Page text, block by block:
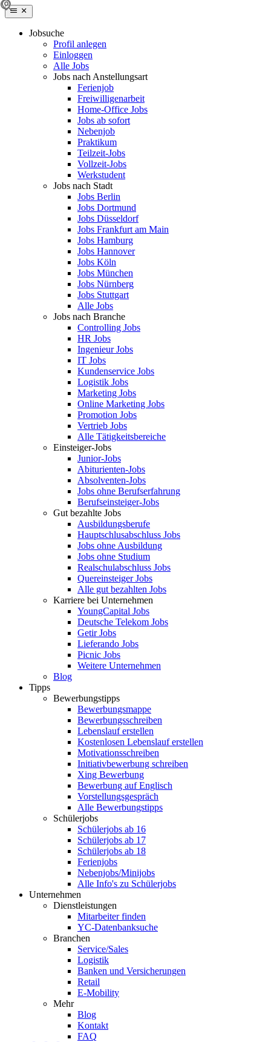
Jobsuche
Profil anlegen
Einloggen
Alle Jobs
Jobs nach Anstellungsart
Ferienjob
Freiwilligenarbeit
Home-Office Jobs
Jobs ab sofort
Nebenjob
Praktikum
Teilzeit-Jobs
Vollzeit-Jobs
Werkstudent
Jobs nach Stadt
Jobs Berlin
Jobs Dortmund
Jobs Düsseldorf
Jobs Frankfurt am Main
Jobs Hamburg
Jobs Hannover
Jobs Köln
Jobs München
Jobs Nürnberg
Jobs Stuttgart
Alle Jobs
Jobs nach Branche
Controlling Jobs
HR Jobs
Ingenieur Jobs
IT Jobs
Kundenservice Jobs
Logistik Jobs
Marketing Jobs
Online Marketing Jobs
Promotion Jobs
Vertrieb Jobs
Alle Tätigkeitsbereiche
Einsteiger-Jobs
Junior-Jobs
Abiturienten-Jobs
Absolventen-Jobs
Jobs ohne Berufserfahrung
Berufseinsteiger-Jobs
Gut bezahlte Jobs
Ausbildungsberufe
Hauptschlusabschluss Jobs
Jobs ohne Ausbildung
Jobs ohne Studium
Realschulabschluss Jobs
Quereinsteiger Jobs
Alle gut bezahlten Jobs
Karriere bei Unternehmen
YoungCapital Jobs
Deutsche Telekom Jobs
Getir Jobs
Lieferando Jobs
Picnic Jobs
Weitere Unternehmen
Blog
Tipps
Bewerbungstipps
Bewerbungsmappe
Bewerbungsschreiben
Lebenslauf erstellen
Kostenlosen Lebenslauf erstellen
Motivationsschreiben
Initiativbewerbung schreiben
Xing Bewerbung
Bewerbung auf Englisch
Vorstellungsgespräch
Alle Bewerbungstipps
Schülerjobs
Schülerjobs ab 16
Schülerjobs ab 17
Schülerjobs ab 18
Ferienjobs
Nebenjobs/Minijobs
Alle Info's zu Schülerjobs
Unternehmen
Dienstleistungen
Mitarbeiter finden
YC-Datenbanksuche
Branchen
Service/Sales
Logistik
Banken und Versicherungen
Retail
E-Mobility
Mehr
Blog
Kontakt
FAQ